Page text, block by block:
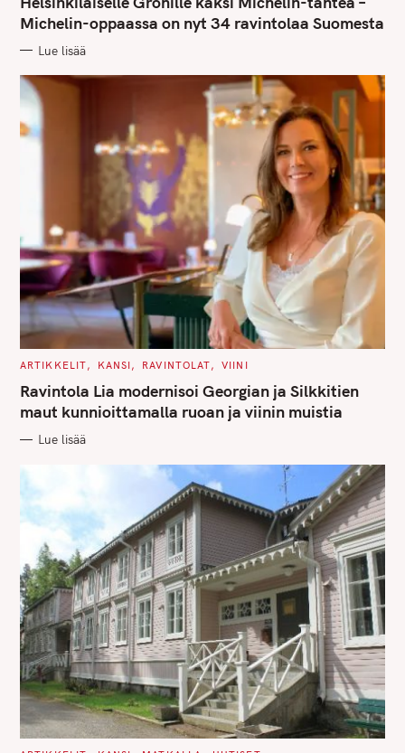
E
G
O
I
S
Michelin-oppaassa on nyt 34 ravintolaa Suomesta
Lue lisää
C
T
E
G
O
I
ARTIKKELIT KANSI RAVINTOLAT VIINI
Ravintola Lia modernisoi Georgian ja Silkkitien
maut kunnioittamalla ruoan ja viinin muistia
Lue lisää
h
f
o
r
: